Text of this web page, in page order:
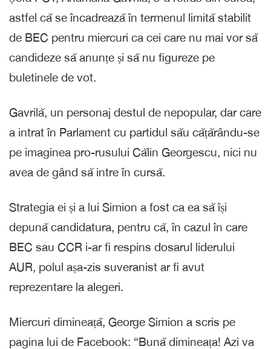
astfel că se încadrează în termenul limită stabilit
de BEC pentru miercuri ca cei care nu mai vor să
candideze să anunțe și să nu figureze pe
buletinele de vot.
Gavrilă, un personaj destul de nepopular, dar care
a intrat în Parlament cu partidul său cățărându-se
pe imaginea pro-rusului Călin Georgescu, nici nu
avea de gând să intre în cursă.
Strategia ei și a lui Simion a fost ca ea să își
depună candidatura, pentru că, în cazul în care
BEC sau CCR i-ar fi respins dosarul liderului
AUR, polul așa-zis suveranist ar fi avut
reprezentare la alegeri.
Miercuri dimineață, George Simion a scris pe
pagina lui de Facebook: “Bună dimineața! Azi va